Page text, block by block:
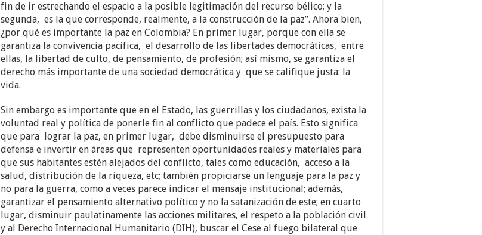
fin de ir estrechando el espacio a la posible legitimación del recurso bélico; y la
segunda, es la que corresponde, realmente, a la construcción de la paz”. Ahora bien,
¿por qué es importante la paz en Colombia? En primer lugar, porque con ella se
garantiza la convivencia pacífica, el desarrollo de las libertades democráticas, entre
ellas, la libertad de culto, de pensamiento, de profesión; así mismo, se garantiza el
derecho más importante de una sociedad democrática y que se califique justa: la
vida.
Sin embargo es importante que en el Estado, las guerrillas y los ciudadanos, exista la
voluntad real y política de ponerle fin al conflicto que padece el país. Esto significa
que para lograr la paz, en primer lugar, debe disminuirse el presupuesto para
defensa e invertir en áreas que representen oportunidades reales y materiales para
que sus habitantes estén alejados del conflicto, tales como educación, acceso a la
salud, distribución de la riqueza, etc; también propiciarse un lenguaje para la paz y
no para la guerra, como a veces parece indicar el mensaje institucional; además,
garantizar el pensamiento alternativo político y no la satanización de este; en cuarto
lugar, disminuir paulatinamente las acciones militares, el respeto a la población civil
y al Derecho Internacional Humanitario (DIH), buscar el Cese al fuego bilateral que